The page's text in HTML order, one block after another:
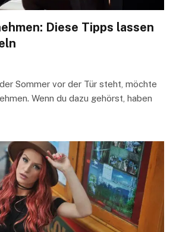
Diese Tipps lassen
Sommer vor der Tür steht, möchte
Wenn du dazu gehörst, haben